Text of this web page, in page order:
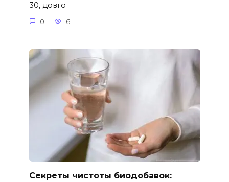
30, довго
0 6
Секреты чистоты биодобавок: